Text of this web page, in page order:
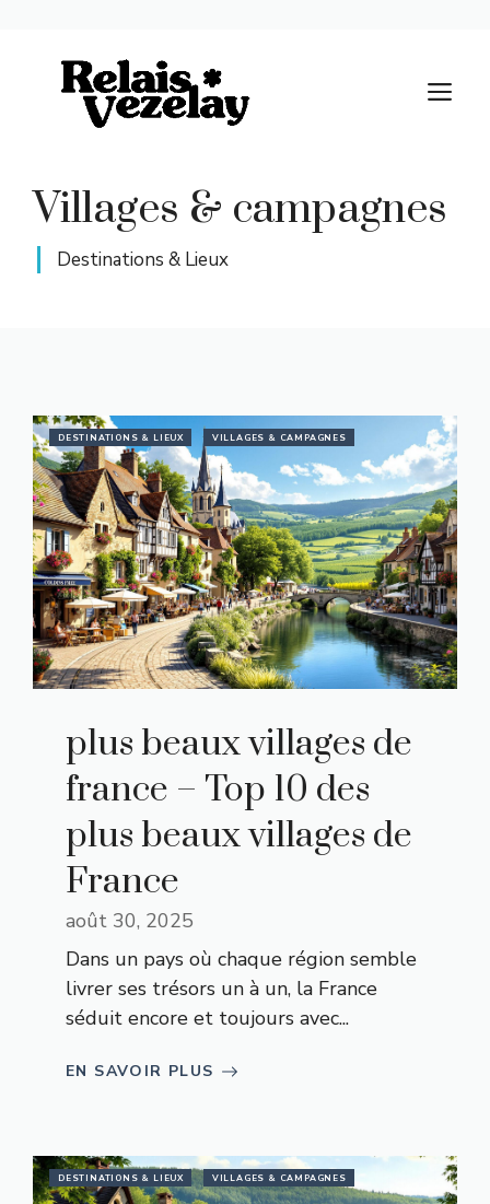
contenu
Villages & campagnes
Destinations & Lieux
DESTINATIONS & LIEUX VILLAGES & CAMPAGNES
plus beaux villages de
france – Top 10 des
plus beaux villages de
France
août 30, 2025
Dans un pays où chaque région semble
livrer ses trésors un à un, la France
séduit encore et toujours avec...
EN SAVOIR PLUS
DESTINATIONS & LIEUX VILLAGES & CAMPAGNES